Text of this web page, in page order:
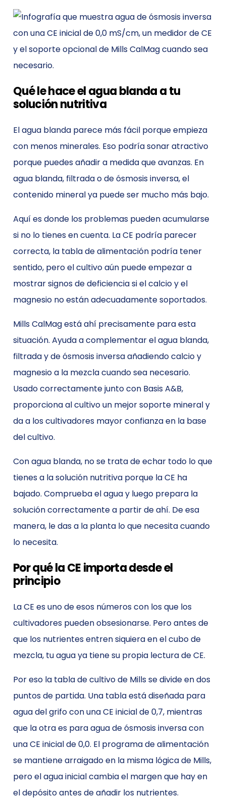
Qué le hace el agua blanda a tu
solución nutritiva
El agua blanda parece más fácil porque empieza
con menos minerales. Eso podría sonar atractivo
porque puedes añadir a medida que avanzas. En
agua blanda, filtrada o de ósmosis inversa, el
contenido mineral ya puede ser mucho más bajo.
Aquí es donde los problemas pueden acumularse
si no lo tienes en cuenta. La CE podría parecer
correcta, la tabla de alimentación podría tener
sentido, pero el cultivo aún puede empezar a
mostrar signos de deficiencia si el calcio y el
magnesio no están adecuadamente soportados.
Mills CalMag está ahí precisamente para esta
situación. Ayuda a complementar el agua blanda,
filtrada y de ósmosis inversa añadiendo calcio y
magnesio a la mezcla cuando sea necesario.
Usado correctamente junto con Basis A&B,
proporciona al cultivo un mejor soporte mineral y
da a los cultivadores mayor confianza en la base
del cultivo.
Con agua blanda, no se trata de echar todo lo que
tienes a la solución nutritiva porque la CE ha
bajado. Comprueba el agua y luego prepara la
solución correctamente a partir de ahí. De esa
manera, le das a la planta lo que necesita cuando
lo necesita.
Por qué la CE importa desde el
principio
La CE es uno de esos números con los que los
cultivadores pueden obsesionarse. Pero antes de
que los nutrientes entren siquiera en el cubo de
mezcla, tu agua ya tiene su propia lectura de CE.
Por eso la tabla de cultivo de Mills se divide en dos
puntos de partida. Una tabla está diseñada para
agua del grifo con una CE inicial de 0,7, mientras
que la otra es para agua de ósmosis inversa con
una CE inicial de 0,0. El programa de alimentación
se mantiene arraigado en la misma lógica de Mills,
pero el agua inicial cambia el margen que hay en
el depósito antes de añadir los nutrientes.